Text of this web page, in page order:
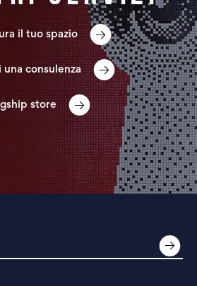
il tuo spazio
una consulenza
store